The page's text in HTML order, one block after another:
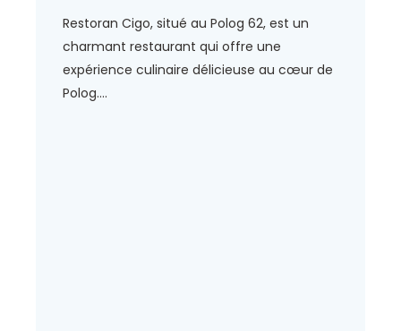
Restoran Cigo, situé au Polog 62, est un
charmant restaurant qui offre une
expérience culinaire délicieuse au cœur de
Polog....